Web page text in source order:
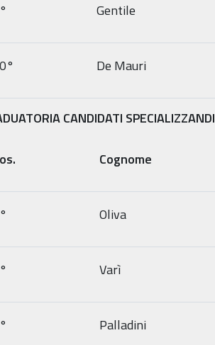
Gentile
De Mauri
CANDIDATI SPECIALIZZANDI
Cognome
Oliva
Varì
Palladini